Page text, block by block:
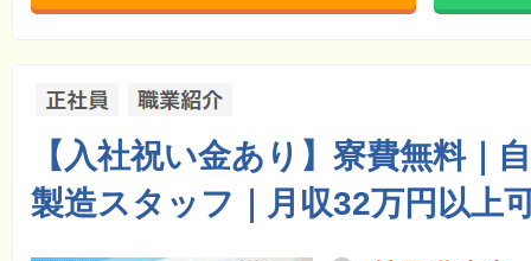
【入社祝い金あり】寮費無料｜
製造スタッフ｜月収32万円以上